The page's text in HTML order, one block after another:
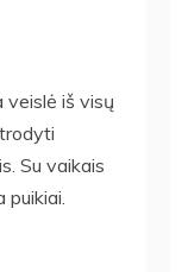
veislė iš visų
Su vaikais